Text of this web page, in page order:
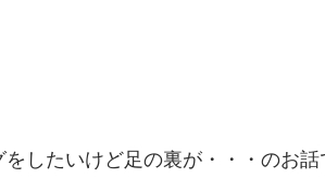
したいけど足の裏が・・・のお話